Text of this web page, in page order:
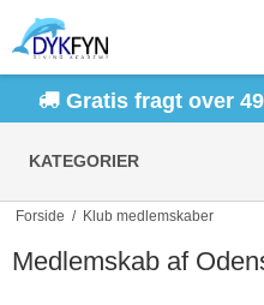
Gratis fragt over
KATEGORIER
Forside / Klub medlemskaber
Medlemskab af